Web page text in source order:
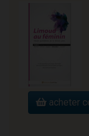
acheter